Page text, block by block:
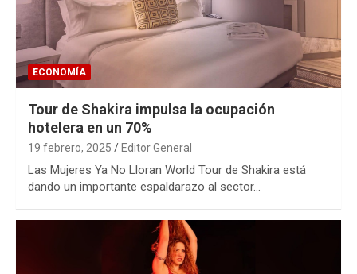
ECONOMÍA
Tour de Shakira impulsa la ocupación
hotelera en un 70%
19 febrero, 2025 Editor General
Las Mujeres Ya No Lloran World Tour de Shakira está
dando un importante espaldarazo al sector…